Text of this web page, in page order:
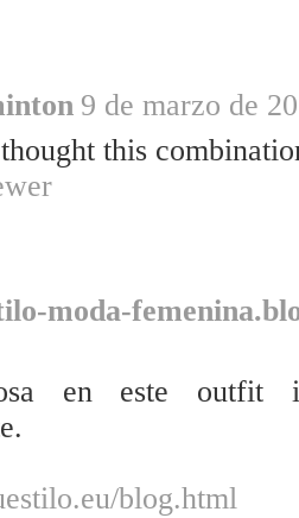
9 de marzo de
this
moda-
en este outfit
blog.html